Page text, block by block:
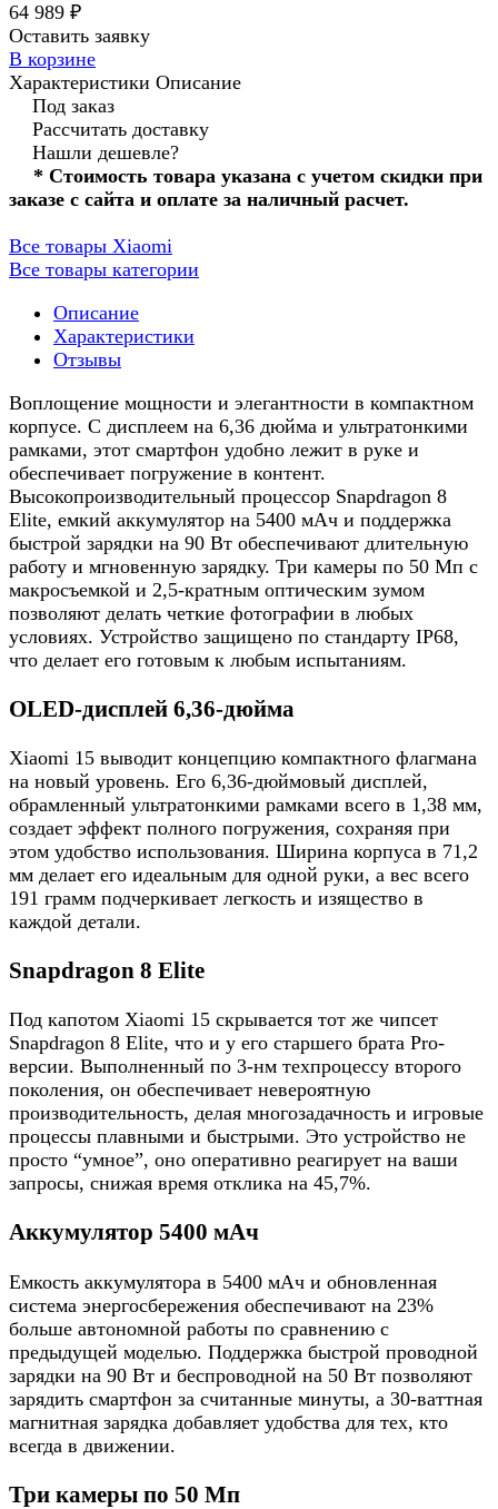
64 989 ₽
Оставить заявку
В корзине
Характеристики Описание
Под заказ
Рассчитать доставку
Нашли дешевле?
* Стоимость товара указана с учетом скидки при
заказе с сайта и оплате за наличный расчет.
Все товары Xiaomi
Все товары категории
Описание
Характеристики
Отзывы
Воплощение мощности и элегантности в компактном
корпусе. С дисплеем на 6,36 дюйма и ультратонкими
рамками, этот смартфон удобно лежит в руке и
обеспечивает погружение в контент.
Высокопроизводительный процессор Snapdragon 8
Elite, емкий аккумулятор на 5400 мАч и поддержка
быстрой зарядки на 90 Вт обеспечивают длительную
работу и мгновенную зарядку. Три камеры по 50 Мп с
макросъемкой и 2,5-кратным оптическим зумом
позволяют делать четкие фотографии в любых
условиях. Устройство защищено по стандарту IP68,
что делает его готовым к любым испытаниям.
OLED-дисплей 6,36-дюйма
Xiaomi 15 выводит концепцию компактного флагмана
на новый уровень. Его 6,36-дюймовый дисплей,
обрамленный ультратонкими рамками всего в 1,38 мм,
создает эффект полного погружения, сохраняя при
этом удобство использования. Ширина корпуса в 71,2
мм делает его идеальным для одной руки, а вес всего
191 грамм подчеркивает легкость и изящество в
каждой детали.
Snapdragon 8 Elite
Под капотом Xiaomi 15 скрывается тот же чипсет
Snapdragon 8 Elite, что и у его старшего брата Pro-
версии. Выполненный по 3-нм техпроцессу второго
поколения, он обеспечивает невероятную
производительность, делая многозадачность и игровые
процессы плавными и быстрыми. Это устройство не
просто “умное”, оно оперативно реагирует на ваши
запросы, снижая время отклика на 45,7%.
Аккумулятор 5400 мАч
Емкость аккумулятора в 5400 мАч и обновленная
система энергосбережения обеспечивают на 23%
больше автономной работы по сравнению с
предыдущей моделью. Поддержка быстрой проводной
зарядки на 90 Вт и беспроводной на 50 Вт позволяют
зарядить смартфон за считанные минуты, а 30-ваттная
магнитная зарядка добавляет удобства для тех, кто
всегда в движении.
Три камеры по 50 Мп